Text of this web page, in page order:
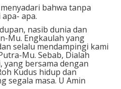
bahwa tanpa
apa.
nasib dunia dan
Mu. Engkaulah yang
selalu mendampingi kami
Mu. Sebab, Dialah
yang bersama dengan
Kudus hidup dan
segala masa. U Amin